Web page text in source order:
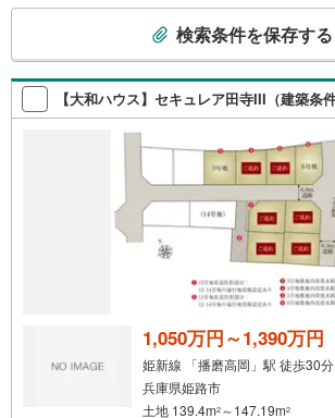
検
索
条
検索条件を保存する
1,050万円～1,390万円
姫新線 「播磨高岡」駅 徒歩30分
兵庫県姫路市
土地 139.4m2 ～147.19m2